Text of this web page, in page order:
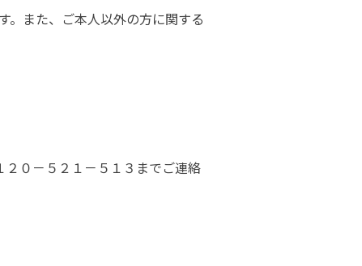
。また、ご本人以外の方に関する
０－５２１－５１３までご連絡